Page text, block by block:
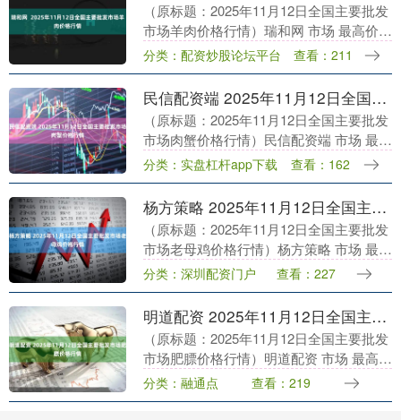
（原标题：2025年11月12日全国主要批发
市场羊肉价格行情）瑞和网 市场 最高价
最低价 大宗价 北京京丰岳各庄农副产品批
发市场 54.00 53.00 53....
分类：配资炒股论坛平台 查看：211
民信配资端 2025年11月12日全国主要批发市场肉蟹价格行情
（原标题：2025年11月12日全国主要批发
市场肉蟹价格行情）民信配资端 市场 最高
价 最低价 大宗价 河南万邦国际农产品物
流股份有限公司 150.00 100....
分类：实盘杠杆app下载 查看：162
杨方策略 2025年11月12日全国主要批发市场老母鸡价格行情
（原标题：2025年11月12日全国主要批发
市场老母鸡价格行情）杨方策略 市场 最高
价 最低价 大宗价 河南万邦国际农产品物
流股份有限公司 24.00 20.0....
分类：深圳配资门户 查看：227
明道配资 2025年11月12日全国主要批发市场肥膘价格行情
（原标题：2025年11月12日全国主要批发
市场肥膘价格行情）明道配资 市场 最高价
最低价 大宗价 北京新发地农副产品批发市
场信息中心 9.00 7.00 8....
分类：融通点 查看：219